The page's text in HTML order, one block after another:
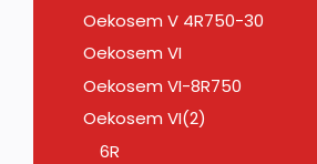
Oekosem V 4R750-30
Oekosem VI
Oekosem VI-8R750
Oekosem VI(2)
6R